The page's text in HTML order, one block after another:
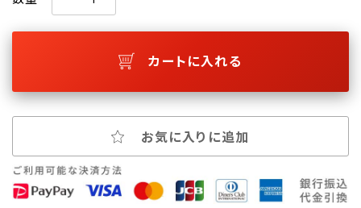
カートに入れる
お気に入りに追加